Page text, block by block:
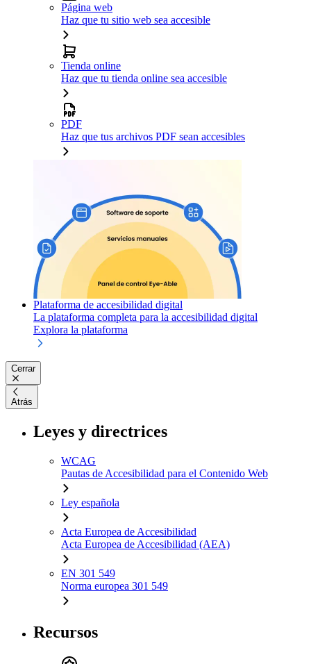
Página web
Haz que tu sitio web sea accesible
Tienda online
Haz que tu tienda online sea accesible
PDF
Haz que tus archivos PDF sean accesibles
Plataforma de accesibilidad digital
La plataforma completa para la accesibilidad digital
Explora la plataforma
Cerrar
Atrás
Leyes y directrices
WCAG
Pautas de Accesibilidad para el Contenido Web
Ley española
Acta Europea de Accesibilidad
Acta Europea de Accesibilidad (AEA)
EN 301 549
Norma europea 301 549
Recursos